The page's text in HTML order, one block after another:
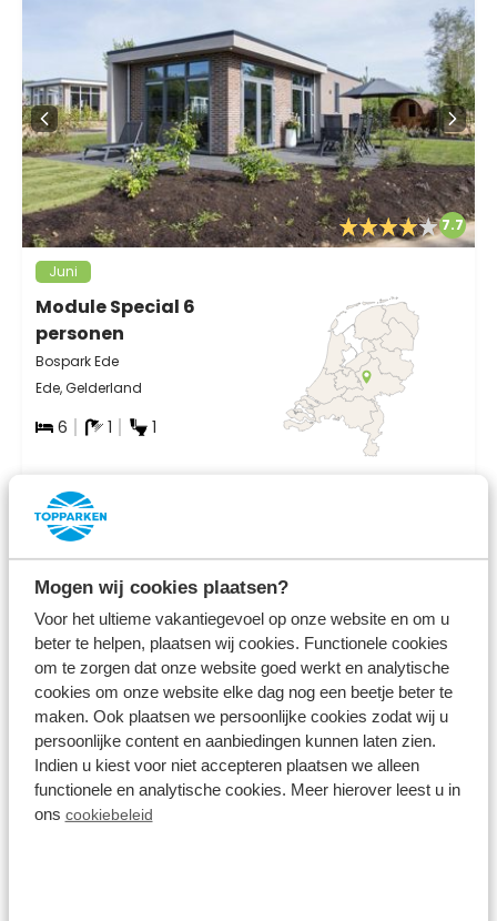
Mogen wij cookies plaatsen?
Voor het ultieme vakantiegevoel op onze website en om u
beter te helpen, plaatsen wij cookies. Functionele cookies
om te zorgen dat onze website goed werkt en analytische
cookies om onze website elke dag nog een beetje beter te
maken. Ook plaatsen we persoonlijke cookies zodat wij u
persoonlijke content en aanbiedingen kunnen laten zien.
Indien u kiest voor niet accepteren plaatsen we alleen
functionele en analytische cookies. Meer hierover leest u in
ons cookiebeleid
7.7
Juni
Module Special 6
personen
Bospark Ede
Ede, Gelderland
6 1 1
Fr 14. August - Mo 17.
August
3 Nächte